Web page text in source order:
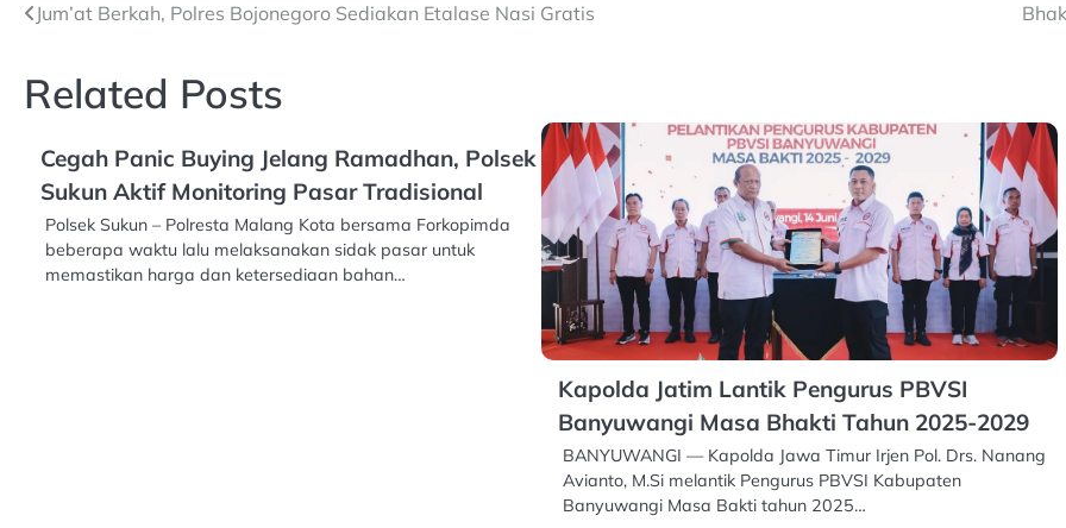
Post
Jum’at Berkah, Polres Bojonegoro Sediakan Etalase Nasi Gratis
Related Posts
Cegah Panic Buying Jelang Ramadhan, Polsek
Sukun Aktif Monitoring Pasar Tradisional
Polsek Sukun – Polresta Malang Kota bersama Forkopimda
beberapa waktu lalu melaksanakan sidak pasar untuk
memastikan harga dan ketersediaan bahan…
Kapolda Jatim Lantik Pengurus PBVSI
Banyuwangi Masa Bhakti Tahun 2025-2029
BANYUWANGI — Kapolda Jawa Timur Irjen Pol. Drs. Nanang
Avianto, M.Si melantik Pengurus PBVSI Kabupaten
Banyuwangi Masa Bakti tahun 2025…